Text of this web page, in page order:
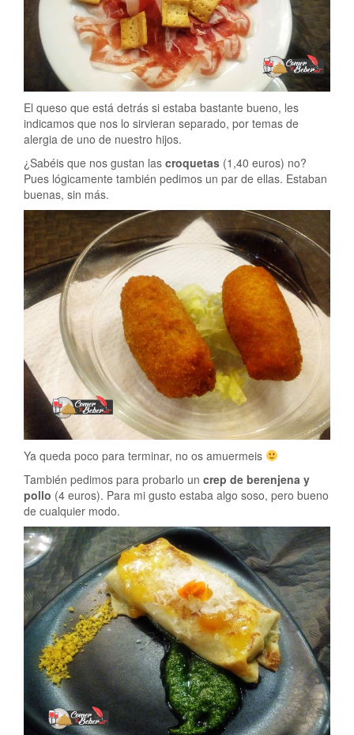
El queso que está detrás si estaba bastante bueno, les
indicamos que nos lo sirvieran separado, por temas de
alergia de uno de nuestro hijos.
¿Sabéis que nos gustan las croquetas (1,40 euros) no?
Pues lógicamente también pedimos un par de ellas. Estaban
buenas, sin más.
Ya queda poco para terminar, no os amuermeis
También pedimos para probarlo un crep de berenjena y
pollo (4 euros). Para mi gusto estaba algo soso, pero bueno
de cualquier modo.